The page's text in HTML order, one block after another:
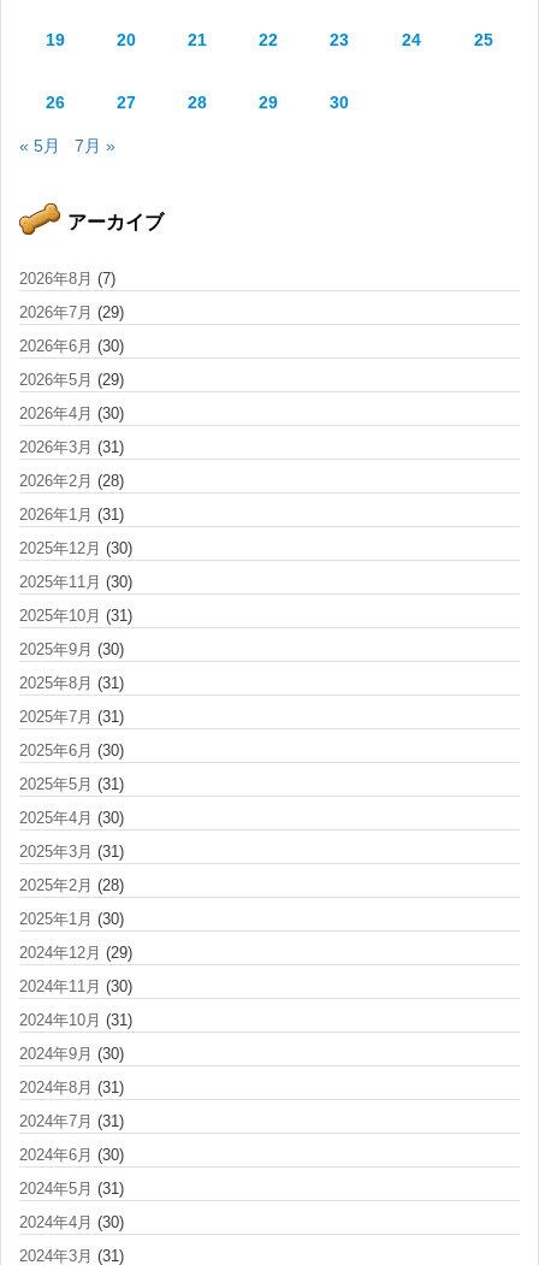
19 20 21 22 23 24 25
26 27 28 29 30
« 5月 7月 »
アーカイブ
2026年8月 (7)
2026年7月 (29)
2026年6月 (30)
2026年5月 (29)
2026年4月 (30)
2026年3月 (31)
2026年2月 (28)
2026年1月 (31)
2025年12月 (30)
2025年11月 (30)
2025年10月 (31)
2025年9月 (30)
2025年8月 (31)
2025年7月 (31)
2025年6月 (30)
2025年5月 (31)
2025年4月 (30)
2025年3月 (31)
2025年2月 (28)
2025年1月 (30)
2024年12月 (29)
2024年11月 (30)
2024年10月 (31)
2024年9月 (30)
2024年8月 (31)
2024年7月 (31)
2024年6月 (30)
2024年5月 (31)
2024年4月 (30)
2024年3月 (31)